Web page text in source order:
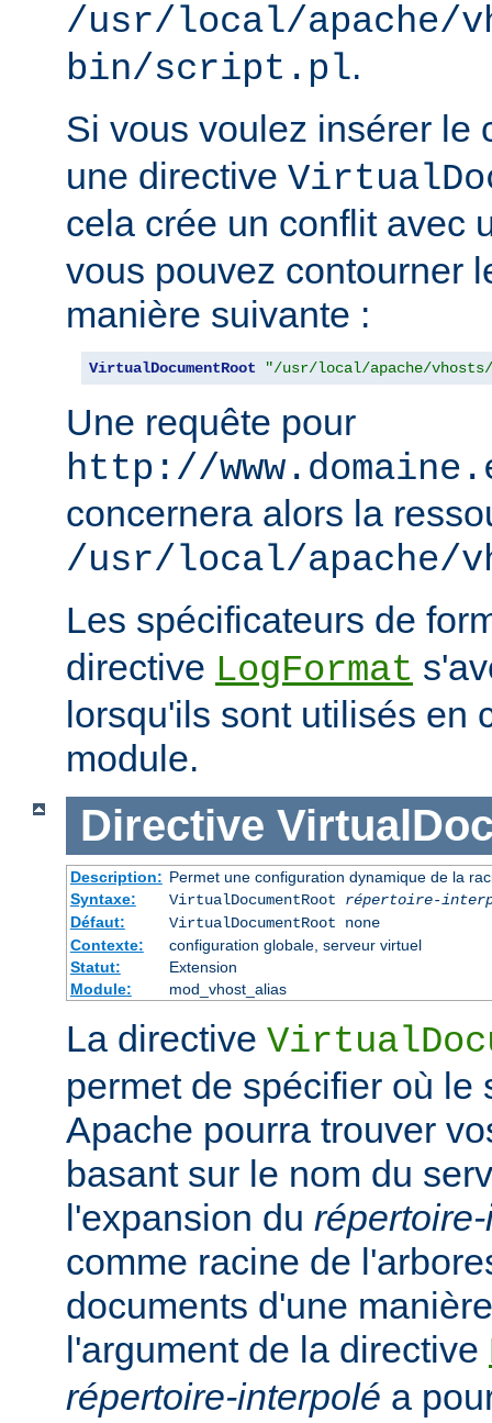
/usr/local/apache/
bin/script.pl.
Si vous voulez insérer le
une directive
cela crée un conflit avec
vous pouvez contourner
manière suivante :
VirtualDocumentRoot "/usr/local/apache/vhosts/
Une requête pour
http://
concernera alors la
/usr/local/apache/
Les spécificateurs de
directive LogFormat
lorsqu'ils sont utilisés en
module.
Directive
Description: Permet une configuration dynamique de la
Syntaxe:
VirtualDocumentRoot répertoire-
Défaut:
VirtualDocumentRoot none
Contexte:
configuration globale, serveur virtuel
Statut:
Extension
Module:
mod_vhost_alias
La directive
permet de spécifier où le
Apache pourra trouver
basant sur le nom du
l'expansion du
comme racine de
documents d'une
l'argument de la directive
répertoire-interpolé a